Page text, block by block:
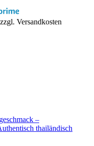
Versandkosten
–
thailändisch